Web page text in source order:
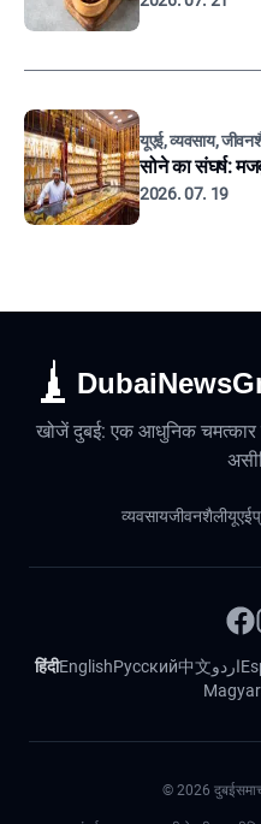
यूएई, व्यवसाय,
सोने का संघर्ष:
2026. 07. 19
खोजें दुबई: एक आधुनिक चमत्कार
व्यवसायजीवनशैलीयूएई
हिंदीEnglishРусский中文اردو
Magyar
© 2026